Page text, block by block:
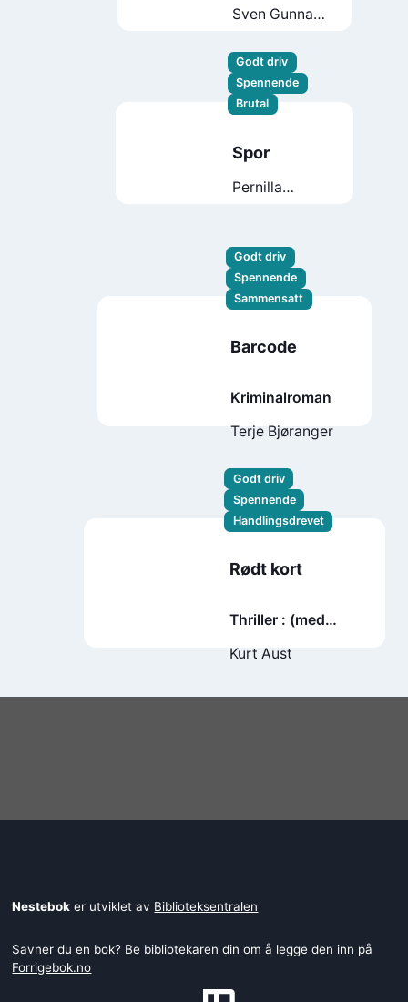
Sven Gunnar
Godt driv
Spennende
Brutal
Spor
Pernilla
Godt driv
Spennende
Sammensatt
Barcode
Kriminalroman
Terje Bjøranger
Godt driv
Spennende
Handlingsdrevet
Rødt kort
Thriller : (med
kulturquiz)
Kurt Aust
Nestebok er utviklet av Biblioteksentralen
Savner du en bok? Be bibliotekaren din om å legge den inn på
Forrigebok.no